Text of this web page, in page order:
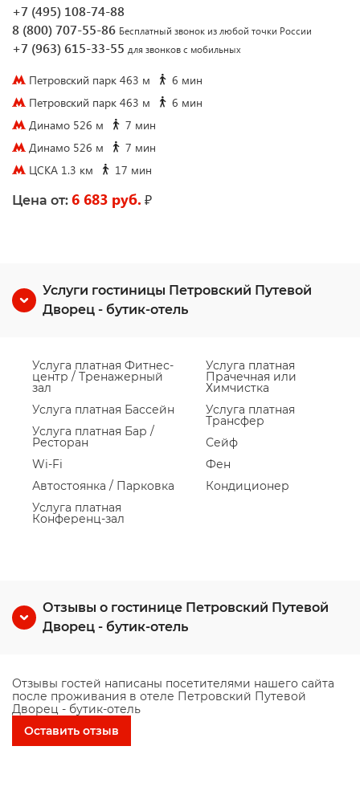
+7 (495) 108-74-88
8 (800) 707-55-86 Бесплатный звонок из любой точки России
+7 (963) 615-33-55 для звонков с мобильных
Петровский парк 463 м
6 мин
Петровский парк 463 м
6 мин
Динамо 526 м
7 мин
Динамо 526 м
7 мин
ЦСКА 1.3 км
17 мин
Цена от: 6 683 руб. ₽
Услуги гостиницы Петровский Путевой
Дворец - бутик-отель
Услуга платная Фитнес-
центр / Тренажерный
зал
Услуга платная Бассейн
Услуга платная Бар /
Ресторан
Wi-Fi
Автостоянка / Парковка
Услуга платная
Конференц-зал
Услуга платная
Прачечная или
Химчистка
Услуга платная
Трансфер
Сейф
Фен
Кондиционер
Отзывы о гостинице Петровский Путевой
Дворец - бутик-отель
Отзывы гостей написаны посетителями нашего сайта
после проживания в отеле Петровский Путевой
Дворец - бутик-отель
Оставить отзыв